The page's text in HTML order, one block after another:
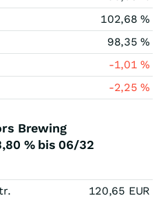
102,68%
98,35%
-1,01%
-2,25%
Brewing
% bis 06/32
120,65 EUR